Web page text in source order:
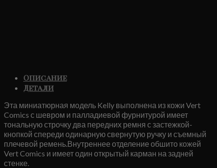
Описание
Детали
Эта миниатюрная модель Kelly выполнена из кожи Vert
Comics с шевром и палладиевой фурнитурой имеет
тональную строчку два передних ремня с застежкой-
кнопкой спереди одинарную свернутую ручку и съемный
плечевой ремень.Внутреннее отделение обшито кожей
Vert Comics и имеет один открытый карман на задней
стенке.